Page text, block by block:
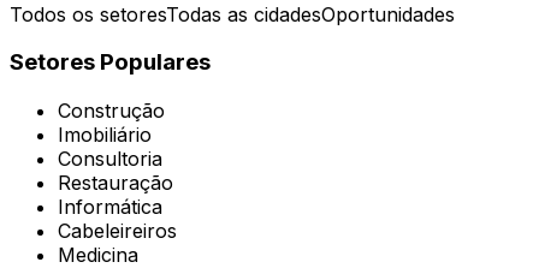
Todos os setoresTodas as cidadesOportunidades
Setores Populares
Construção
Imobiliário
Consultoria
Restauração
Informática
Cabeleireiros
Medicina